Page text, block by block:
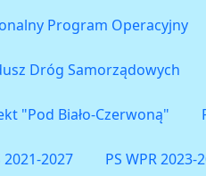
Program Operacyjny
Dróg Samorządowych
"Pod Biało-Czerwoną"
2021-2027 PS WPR 2023-